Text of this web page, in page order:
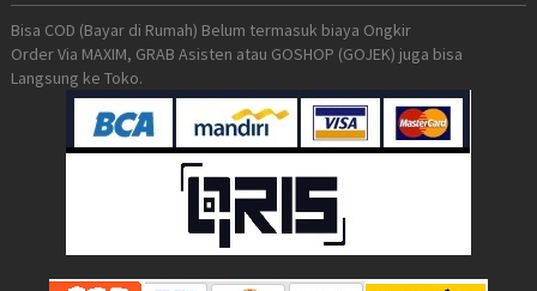
Bisa COD (Bayar di Rumah) Belum termasuk biaya Ongkir
Order Via MAXIM, GRAB Asisten atau GOSHOP (GOJEK) juga bisa
Langsung ke Toko.